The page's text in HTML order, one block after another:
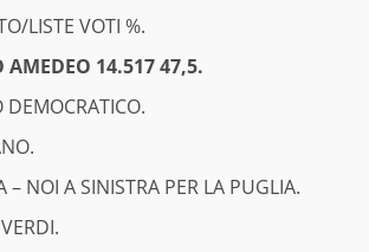
LISTE VOTI %.
AMEDEO 14.517 47,5.
DEMOCRATICO.
– NOI A SINISTRA PER LA PUGLIA.